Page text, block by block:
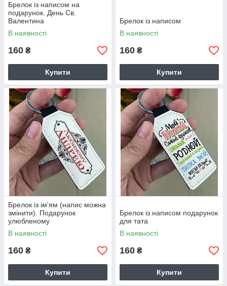
Брелок із написом на
подарунок. День Св.
Валентина
В наявності
160 ₴
Купити
Брелок із написом
В наявності
160 ₴
Купити
Брелок із ім'ям (напис можна
змінити). Подарунок
улюбленому
В наявності
160 ₴
Купити
Брелок із написом подарунок
для тата
В наявності
160 ₴
Купити